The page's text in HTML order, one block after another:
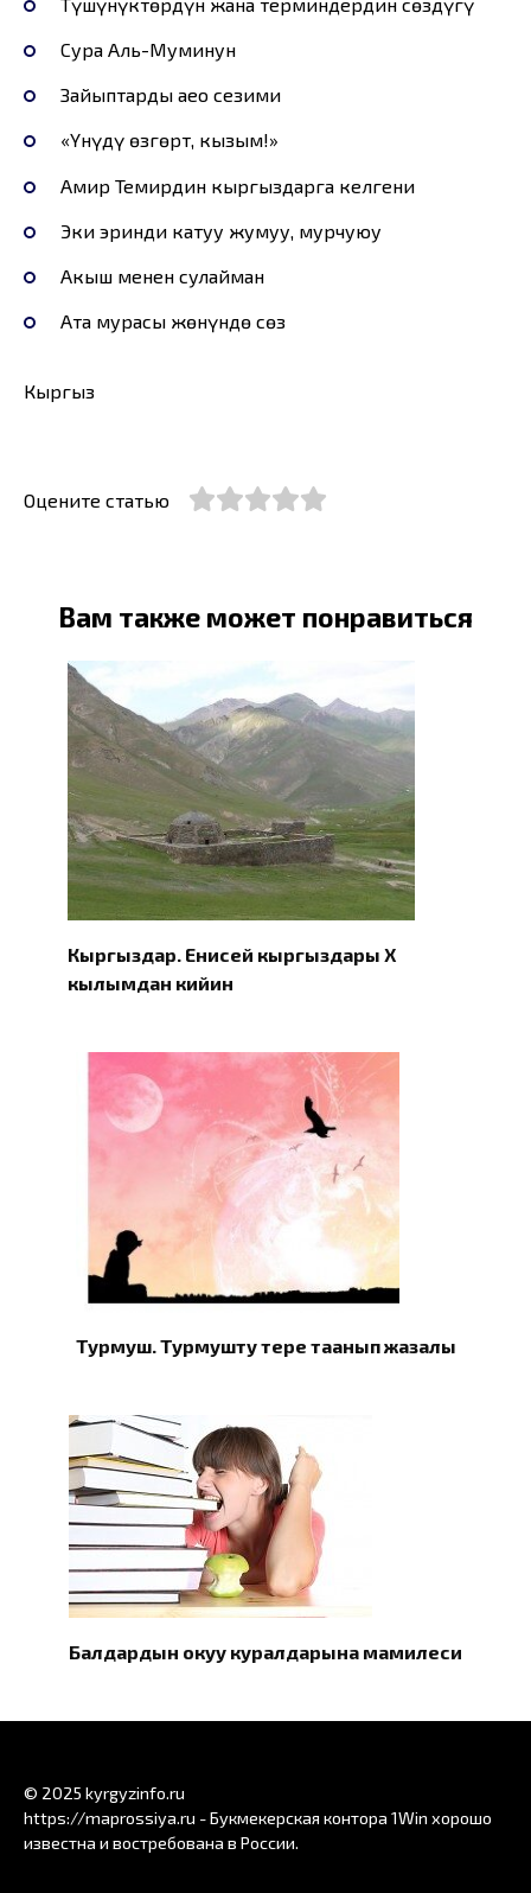
Сура Аль-Муминун
Зайыптарды аео сезими
«Үнүңдү өзгөрт, кызым!»
Амир Темирдин кыргыздарга келгени
Эки эринди катуу жумуу, мурчуюу
Акыш менен сулайман
Ата мурасы жөнүндө сөз
Кыргыз
Оцените статью
Вам также может понравиться
Кыргыздар. Eнисей кыргыздары X
кылымдан кийин
Турмуш. Турмушту терең таанып жазалы
Балдардын окуу куралдарына мамилеси
© 2025 kyrgyzinfo.ru
https://maprossiya.ru - Букмекерская контора 1Win хорошо
известна и востребована в России.